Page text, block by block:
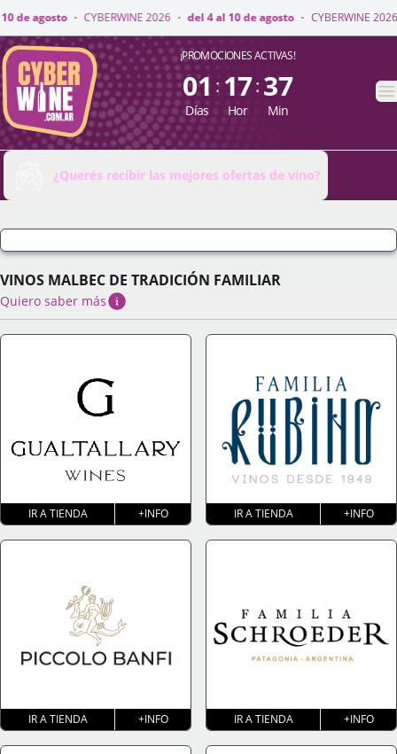
2026 · del 4 al 10 de agosto · CYBERWINE 2026 · del 4 al 10 de agosto ·
CyberWine ¡PROMOCIONES ACTIVAS!
01
Días
: 17
Hor
: 37
Min
¿Querés recibir las mejores ofertas de vino?
VINOS MALBEC DE TRADICIÓN FAMILIAR
Quiero saber más
IR A TIENDA +INFO IR A TIENDA +INFO
IR A TIENDA +INFO IR A TIENDA +INFO